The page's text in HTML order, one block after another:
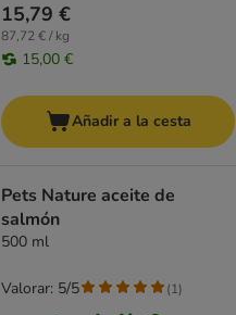
15,79 €
87,72 € / kg
15,00 €
Añadir a la cesta
Pets Nature aceite de
salmón
500 ml
Valorar: 5/5 (1)